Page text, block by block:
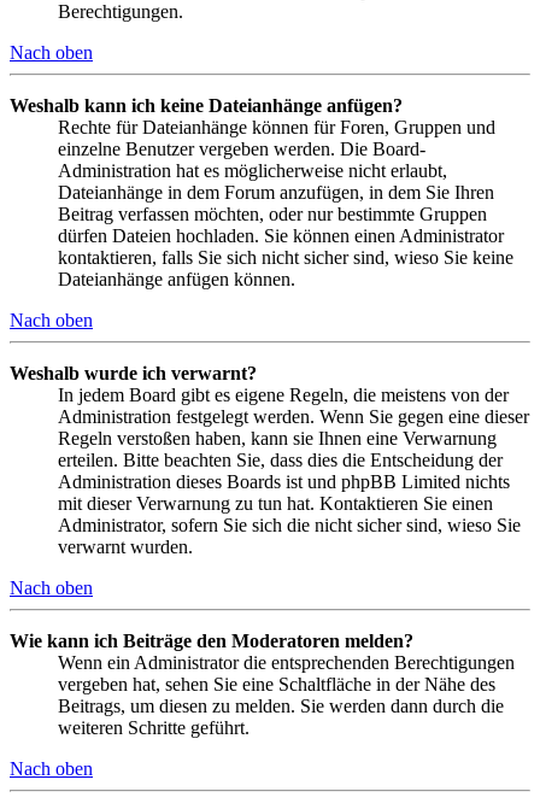
Berechtigungen.
Nach oben
Weshalb kann ich keine Dateianhänge anfügen?
Rechte für Dateianhänge können für Foren, Gruppen und
einzelne Benutzer vergeben werden. Die Board-
Administration hat es möglicherweise nicht erlaubt,
Dateianhänge in dem Forum anzufügen, in dem Sie Ihren
Beitrag verfassen möchten, oder nur bestimmte Gruppen
dürfen Dateien hochladen. Sie können einen Administrator
kontaktieren, falls Sie sich nicht sicher sind, wieso Sie keine
Dateianhänge anfügen können.
Nach oben
Weshalb wurde ich verwarnt?
In jedem Board gibt es eigene Regeln, die meistens von der
Administration festgelegt werden. Wenn Sie gegen eine dieser
Regeln verstoßen haben, kann sie Ihnen eine Verwarnung
erteilen. Bitte beachten Sie, dass dies die Entscheidung der
Administration dieses Boards ist und phpBB Limited nichts
mit dieser Verwarnung zu tun hat. Kontaktieren Sie einen
Administrator, sofern Sie sich die nicht sicher sind, wieso Sie
verwarnt wurden.
Nach oben
Wie kann ich Beiträge den Moderatoren melden?
Wenn ein Administrator die entsprechenden Berechtigungen
vergeben hat, sehen Sie eine Schaltfläche in der Nähe des
Beitrags, um diesen zu melden. Sie werden dann durch die
weiteren Schritte geführt.
Nach oben